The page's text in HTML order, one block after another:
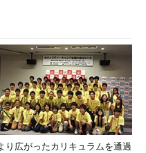
、新たな形の開発、教育支
になっているという。
り広がったカリキュラムを通過